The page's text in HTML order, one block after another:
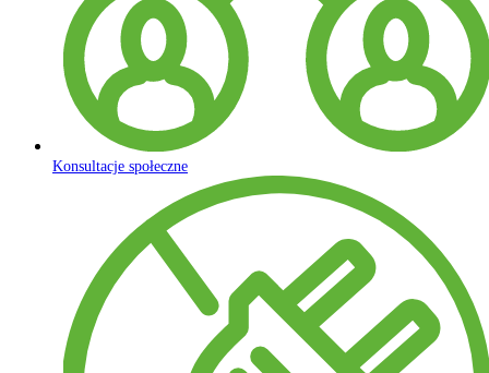
Konsultacje społeczne